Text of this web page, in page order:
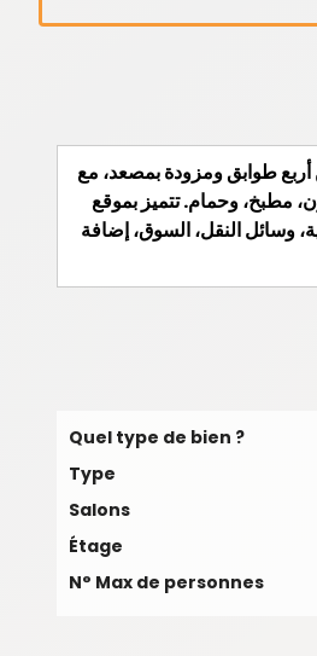
أربع طوابق ومزودة بمصعد، مع
وتتكون من غرفتين، صالون، مطبخ، وحمام. تتميز بموقع
وسائل النقل، السوق، إضافة
Quel type de bien ?
Type
Salons
Étage
N° Max de personnes